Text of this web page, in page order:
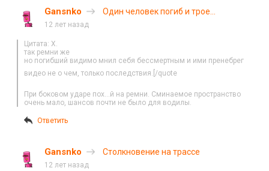
Gansnko
Один человек погиб и трое
12 лет назад
Цитата: X.
так ремни же
но погибший видимо мнил себя бессмертным и ими пренебрег
видео не о чем, только последствия.[/quote
При боковом ударе пох…й на ремни. Сминаемое пространство
очень мало, шансов почти не было для водилы.
Ответить
Gansnko Столкновение на трассе
12 лет назад